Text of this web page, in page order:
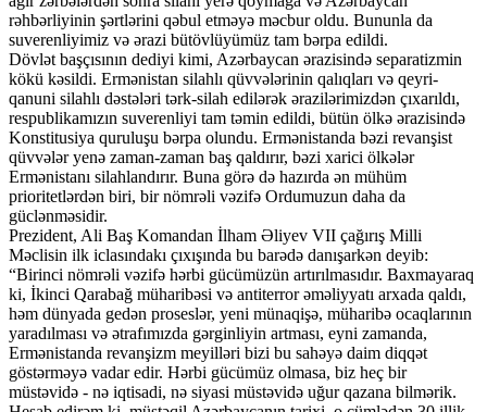
rəhbərliyinin şərtlərini qəbul etməyə məcbur oldu. Bununla da
suverenliyimiz və ərazi bütövlüyümüz tam bərpa edildi.
Dövlət başçısının dediyi kimi, Azərbaycan ərazisində separatizmin
kökü kəsildi. Ermənistan silahlı qüvvələrinin qalıqları və qeyri-
qanuni silahlı dəstələri tərk-silah edilərək ərazilərimizdən çıxarıldı,
respublikamızın suverenliyi tam təmin edildi, bütün ölkə ərazisində
Konstitusiya quruluşu bərpa olundu. Ermənistanda bəzi revanşist
qüvvələr yenə zaman-zaman baş qaldırır, bəzi xarici ölkələr
Ermənistanı silahlandırır. Buna görə də hazırda ən mühüm
prioritetlərdən biri, bir nömrəli vəzifə Ordumuzun daha da
güclənməsidir.
Prezident, Ali Baş Komandan İlham Əliyev VII çağırış Milli
Məclisin ilk iclasındakı çıxışında bu barədə danışarkən deyib:
“Birinci nömrəli vəzifə hərbi gücümüzün artırılmasıdır. Baxmayaraq
ki, İkinci Qarabağ müharibəsi və antiterror əməliyyatı arxada qaldı,
həm dünyada gedən proseslər, yeni münaqişə, müharibə ocaqlarının
yaradılması və ətrafımızda gərginliyin artması, eyni zamanda,
Ermənistanda revanşizm meyilləri bizi bu sahəyə daim diqqət
göstərməyə vadar edir. Hərbi gücümüz olmasa, biz heç bir
müstəvidə - nə iqtisadi, nə siyasi müstəvidə uğur qazana bilmərik.